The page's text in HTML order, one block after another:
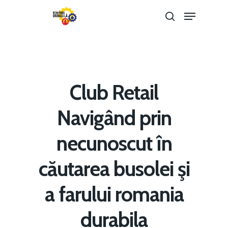
Club Retail
Navigând prin
necunoscut în
căutarea busolei şi
a farului romania
durabila
Home
Noutăți